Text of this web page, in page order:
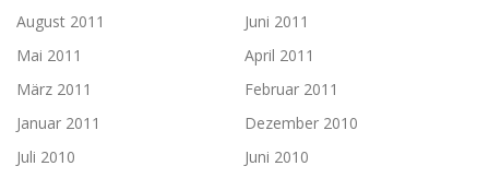
August 2011
Juni 2011
Mai 2011
April 2011
März 2011
Februar 2011
Januar 2011
Dezember 2010
Juli 2010
Juni 2010